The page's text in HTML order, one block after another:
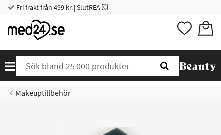
Fri frakt från 499 kr. | SlutREA 💥
Makeuptillbehör